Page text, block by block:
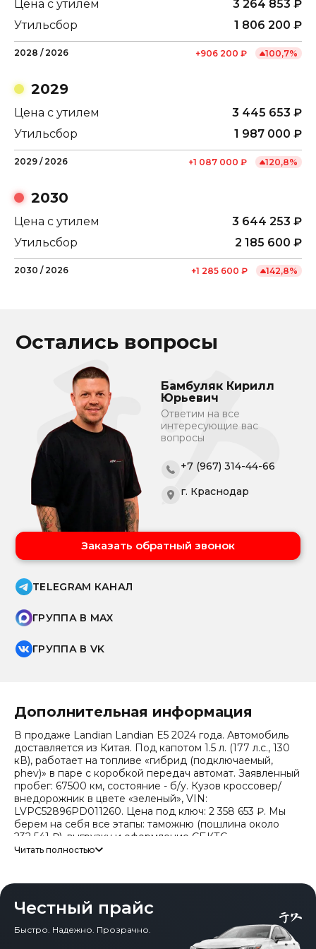
Цена с утилем 3 264 853 ₽
Утильсбор
1 806 200 ₽
2028 / 2026 +906 200 ₽ 100,7%
2029
Цена с утилем 3 445 653 ₽
Утильсбор
1 987 000 ₽
2029 / 2026 +1 087 000 ₽ 120,8%
2030
Цена с утилем 3 644 253 ₽
Утильсбор
2 185 600 ₽
2030 / 2026 +1 285 600 ₽ 142,8%
Остались вопросы
Бамбуляк Кирилл
Юрьевич
Ответим на все
интересующие вас
вопросы
+7 (967) 314-44-66
г. Краснодар
Заказать обратный звонок
TELEGRAM КАНАЛ
ГРУППА В MAX
ГРУППА В VK
Дополнительная информация
В продаже Landian Landian E5 2024 года. Автомобиль
доставляется из Китая. Под капотом 1.5 л. (177 л.с., 130
кВ), работает на топливе «гибрид (подключаемый,
phev)» в паре с коробкой передач автомат. Заявленный
пробег: 67500 км, состояние - б/у. Кузов кроссовер/
внедорожник в цвете «зеленый», VIN:
LVPC52896PD011260. Цена под ключ: 2 358 653 ₽. Мы
берем на себя все этапы: таможню (пошлина около
232 541 ₽), выгрузку и оформление СБКТС.
отчет об авто и смету доставки. Мы на связи 24/7.
Прогноз стоимости (по данным che): сейчас авто стоит
811 525 ₽, через 2 года — 598 470 ₽ (ожидаемое
снижение 14.7%). Важно: расчет без учета пошлин и
сборов РФ.
Читать полностью
Честный прайс
Быстро. Надежно. Прозрачно.